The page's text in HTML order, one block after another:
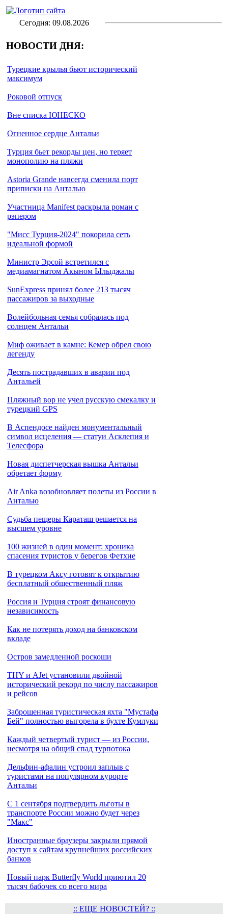
Сегодня: 09.08.2026
НОВОСТИ ДНЯ:
Турецкие крылья бьют исторический
максимум
Роковой отпуск
Вне списка ЮНЕСКО
Огненное сердце Антальи
Турция бьет рекорды цен, но теряет
монополию на пляжи
Astoria Grande навсегда сменила порт
приписки на Анталью
Участница Manifest раскрыла роман с
рэпером
"Мисс Турция-2024" покорила сеть
идеальной формой
Министр Эрсой встретился с
медиамагнатом Акыном Ылыджалы
SunExpress принял более 213 тысяч
пассажиров за выходные
Волейбольная семья собралась под
солнцем Антальи
Миф оживает в камне: Кемер обрел свою
легенду
Десять пострадавших в аварии под
Антальей
Пляжный вор не учел русскую смекалку и
турецкий GPS
В Аспендосе найден монументальный
символ исцеления — статуи Асклепия и
Телесфора
Новая диспетчерская вышка Антальи
обретает форму
Air Anka возобновляет полеты из России в
Анталью
Cудьба пещеры Караташ решается на
высшем уровне
100 жизней в один момент: хроника
спасения туристов у берегов Фетхие
В турецком Аксу готовят к открытию
бесплатный общественный пляж
Россия и Турция строят финансовую
независимость
Как не потерять доход на банковском
вкладе
Остров замедленной роскоши
THY и AJet установили двойной
исторический рекорд по числу пассажиров
и рейсов
Заброшенная туристическая яхта "Мустафа
Бей" полностью выгорела в бухте Кумлуки
Каждый четвертый турист — из России,
несмотря на общий спад турпотока
Дельфин-афалин устроил заплыв с
туристами на популярном курорте
Антальи
С 1 сентября подтвердить льготы в
транспорте России можно будет через
"Макс"
Иностранные браузеры закрыли прямой
доступ к сайтам крупнейших российских
банков
Новый парк Butterfly World приютил 20
тысяч бабочек со всего мира
:: ЕЩЕ НОВОСТЕЙ? ::